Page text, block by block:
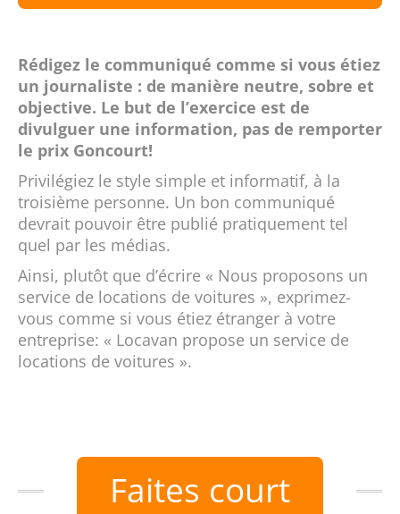
Rédigez le communiqué comme si vous étiez
un journaliste : de manière neutre, sobre et
objective. Le but de l’exercice est de
divulguer une information, pas de remporter
le prix Goncourt!
Privilégiez le style simple et informatif, à la
troisième personne. Un bon communiqué
devrait pouvoir être publié pratiquement tel
quel par les médias.
Ainsi, plutôt que d’écrire « Nous proposons un
service de locations de voitures », exprimez-
vous comme si vous étiez étranger à votre
entreprise: « Locavan propose un service de
locations de voitures ».
Faites court